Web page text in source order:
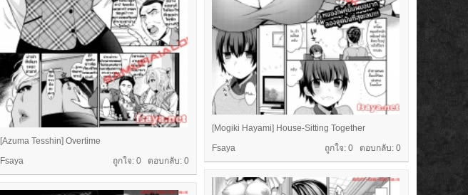
[Mogiki Hayami] House-Sitting Together
ถูกใจ: 0 ตอบกลับ: 0
Fsaya
[Azuma Tesshin] Overtime
ถูกใจ: 0 ตอบกลับ: 0
Fsaya